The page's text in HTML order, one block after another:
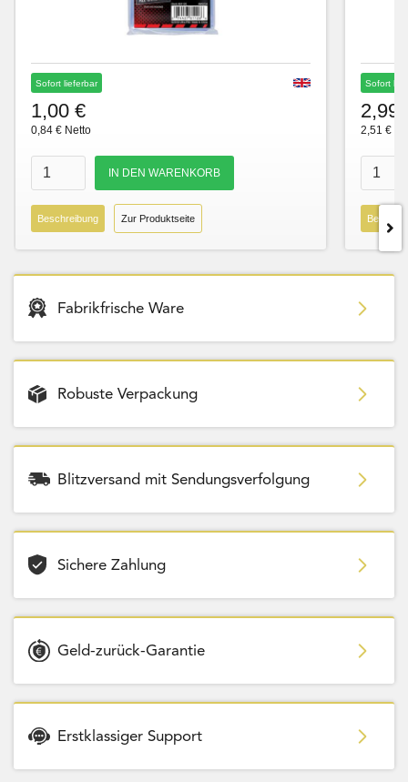
Sofort lieferbar
1,00 €
0,84 € Netto
Beschreibung Zur Produktseite
Sofort
2,99
2,51 €
Fabrikfrische Ware
Robuste Verpackung
Blitzversand mit Sendungsverfolgung
Sichere Zahlung
Geld-zurück-Garantie
Erstklassiger Support